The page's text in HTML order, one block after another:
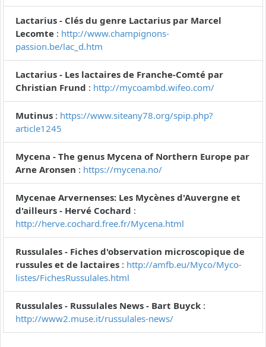
Lactarius - Clés du genre Lactarius par Marcel
Lecomte : http://www.champignons-
passion.be/lac_d.htm
Lactarius - Les lactaires de Franche-Comté par
Christian Frund : http://mycoambd.wifeo.com/
Mutinus : https://www.siteany78.org/spip.php?
article1245
Mycena - The genus Mycena of Northern Europe par
Arne Aronsen : https://mycena.no/
Mycenae Arvernenses: Les Mycènes d'Auvergne et
d'ailleurs - Hervé Cochard :
http://herve.cochard.free.fr/Mycena.html
Russulales - Fiches d'observation microscopique de
russules et de lactaires : http://amfb.eu/Myco/Myco-
listes/FichesRussulales.html
Russulales - Russulales News - Bart Buyck :
http://www2.muse.it/russulales-news/